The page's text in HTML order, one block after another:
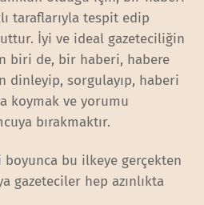
taraflarıyla tespit edip
İyi ve ideal gazeteciliğin
biri de, bir haberi, habere
dinleyip, sorgulayıp, haberi
koymak ve yorumu
bırakmaktır.
bu ilkeye gerçekten
gazeteciler hep azınlıkta